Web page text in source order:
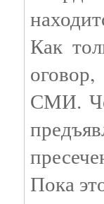
Как
СМИ.
Пока